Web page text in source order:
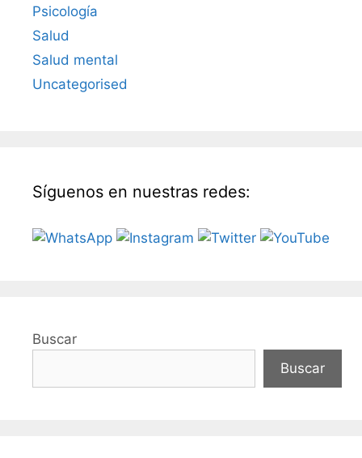
Psicología
Salud
Salud mental
Uncategorised
Síguenos en nuestras redes:
Buscar
Buscar